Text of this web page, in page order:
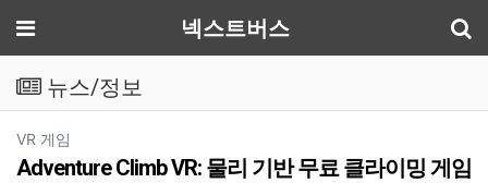
메뉴 넥스트버스
뉴스/정보
VR 게임
Adventure Climb VR: 물리 기반 무료 클라이밍 게임